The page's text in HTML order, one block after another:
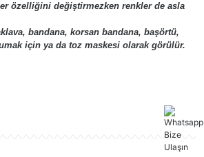
özelliğini değiştirmezken renkler de asla
bandana, korsan bandana, başörtü,
için ya da toz maskesi olarak görülür.